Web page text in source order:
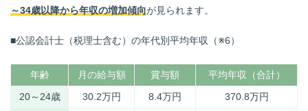
～34歳以降から年収の増加傾向が見られます。
■公認会計士（税理士含む）の年代別平均年収（※6）
年齢 月の給与額 賞与額
平均年収（合計）
20～24歳
30.2万円 8.4万円
370.8万円